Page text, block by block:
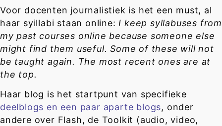
Voor docenten journalistiek is het een must, al
haar syillabi staan online: I keep syllabuses from
my past courses online because someone else
might find them useful. Some of these will not
be taught again. The most recent ones are at
the top.
Haar blog is het startpunt van specifieke
deelblogs en een paar aparte blogs, onder
andere over Flash, de Toolkit (audio, video,